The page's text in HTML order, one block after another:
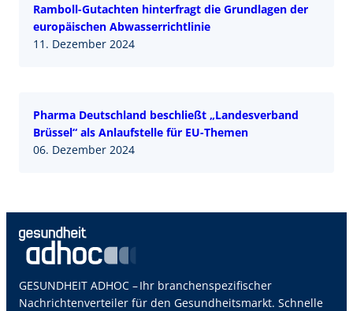
Ramboll-Gutachten hinterfragt die Grundlagen der
europäischen Abwasserrichtlinie
11. Dezember 2024
Pharma Deutschland beschließt „Landesverband
Brüssel“ als Anlaufstelle für EU-Themen
06. Dezember 2024
GESUNDHEIT ADHOC – Ihr branchenspezifischer
Nachrichtenverteiler für den Gesundheitsmarkt. Schnelle